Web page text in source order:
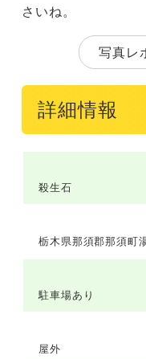
さいね。
写真レ
詳細情報
殺生石
栃木県那須郡那須町
駐車場あり
屋外